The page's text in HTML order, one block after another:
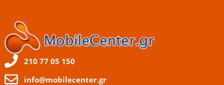
210 77 05 150
info@mobilecenter.gr